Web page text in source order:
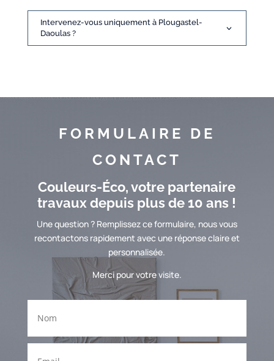
Intervenez-vous uniquement à Plougastel-
Daoulas ?
FORMULAIRE DE
CONTACT
Couleurs-Éco, votre partenaire
travaux depuis plus de 10 ans !
Une question ? Remplissez ce formulaire, nous vous
recontactons rapidement avec une réponse claire et
personnalisée.
Merci pour votre visite.